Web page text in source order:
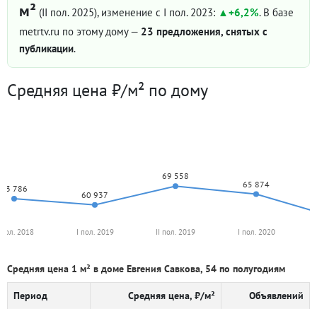
м² (II пол. 2025), изменение с I пол. 2023: +6,2%. В базе
metrtv.ru по этому дому — 23 предложения, снятых с
публикации.
Средняя цена ₽/м² по дому
63 786
60 937
69 558
65 874
2018 I пол. 2019 II пол. 2019 I пол. 2020
Средняя цена 1 м² в доме Евгения Савкова, 54 по полугодиям
Период Средняя цена, ₽/м² Объявлений